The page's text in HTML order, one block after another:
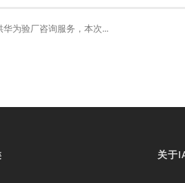
为验厂咨询服务，本次...
关于